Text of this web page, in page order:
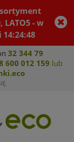
LATO5 - w
14:24:48
32 344 79
600 012 159 lub